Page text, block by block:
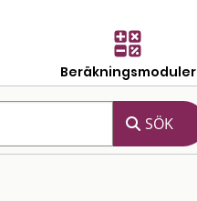
Beräkningsmoduler